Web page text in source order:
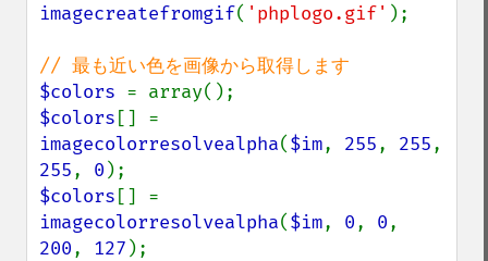
imagecreatefromgif( 'phplogo.gif' );
$colors
$colors
imagecolorresolvealpha($im, 255, 255
255, 0
$colors
imagecolorresolvealpha($im, 0, 0
200, 127 );